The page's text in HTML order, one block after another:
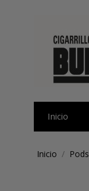
Inicio
Inicio Pods